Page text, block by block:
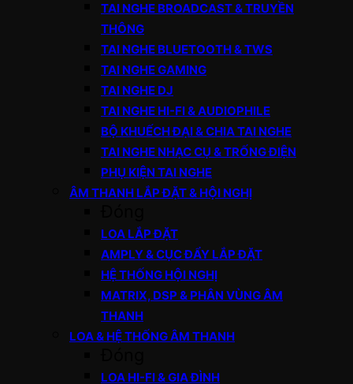
TAI NGHE BROADCAST & TRUYỀN
THÔNG
TAI NGHE BLUETOOTH & TWS
TAI NGHE GAMING
TAI NGHE DJ
TAI NGHE HI-FI & AUDIOPHILE
BỘ KHUẾCH ĐẠI & CHIA TAI NGHE
TAI NGHE NHẠC CỤ & TRỐNG ĐIỆN
PHỤ KIỆN TAI NGHE
ÂM THANH LẮP ĐẶT & HỘI NGHỊ
LOA LẮP ĐẶT
AMPLY & CỤC ĐẨY LẮP ĐẶT
HỆ THỐNG HỘI NGHỊ
MATRIX, DSP & PHÂN VÙNG ÂM
THANH
LOA & HỆ THỐNG ÂM THANH
LOA HI-FI & GIA ĐÌNH